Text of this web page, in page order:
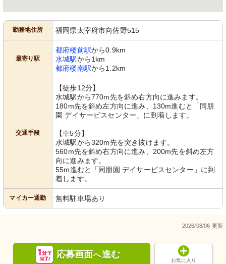
勤務地住所 福岡県太宰府市向佐野515
最寄り駅
都府楼前駅から0.9km
水城駅から1km
都府楼南駅から1.2km
交通手段
【徒歩12分】
水城駅から770m先を斜め右方向に進みます。
180m先を斜め左方向に進み、130m進むと「同朋
園 デイサービスセンター」に到着します。
【車5分】
水城駅から320m先を突き抜けます。
560m先を斜め右方向に進み、200m先を斜め左方
向に進みます。
55m進むと「同朋園 デイサービスセンター」に到
着します。
マイカー通勤 無料駐車場あり
2026/08/06 更新
応募画面へ進む
お気に入り